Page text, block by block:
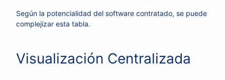
Según la potencialidad del software contratado, se puede
complejizar esta tabla.
Visualización Centralizada